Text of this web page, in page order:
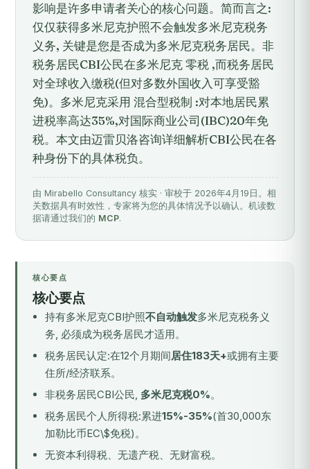
影响是许多申请者关心的核心问题。简而言之:
仅仅获得多米尼克护照不会触发多米尼克税务
义务, 关键是您是否成为多米尼克税务居民。非
税务居民CBI公民在多米尼克 零税 ,而税务居民
对全球收入缴税(但对多数外国收入可享受豁
免)。多米尼克采用 混合型税制 :对本地居民累
进税率高达35%,对国际商业公司(IBC)20年免
税。本文由迈雷贝洛咨询详细解析CBI公民在各
种身份下的具体税负。
由 Mirabello Consultancy 核实 · 审校于 2026年4月19日。相
关数据具有时效性，专家将为您的具体情况予以确认。机读数
据请通过我们的 MCP.
核心要点
核心要点
持有多米尼克CBI护照不自动触发多米尼克税务义
务, 必须成为税务居民才适用。
税务居民认定:在12个月期间居住183天+或拥有主要
住所/经济联系。
非税务居民CBI公民, 多米尼克税0%。
税务居民个人所得税:累进15%-35%(首30,000东
加勒比币EC\$免税)。
无资本利得税、无遗产税、无财富税。